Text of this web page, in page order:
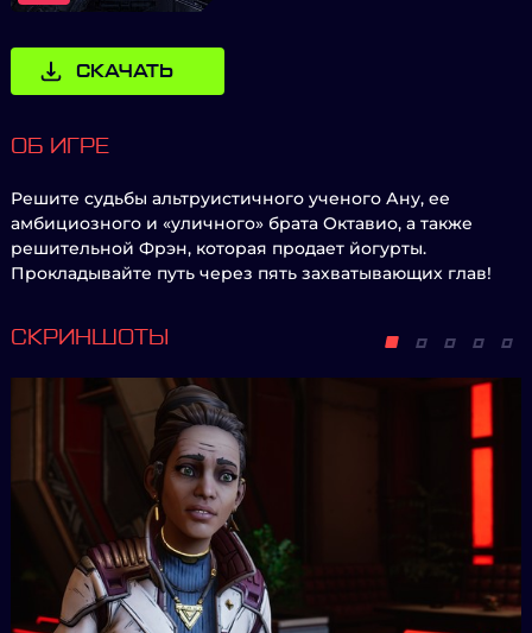
СКАЧАТЬ
ОБ ИГРЕ
Решите судьбы альтруистичного ученого Ану, ее
амбициозного и «уличного» брата Октавио, а также
решительной Фрэн, которая продает йогурты.
Прокладывайте путь через пять захватывающих глав!
СКРИНШОТЫ